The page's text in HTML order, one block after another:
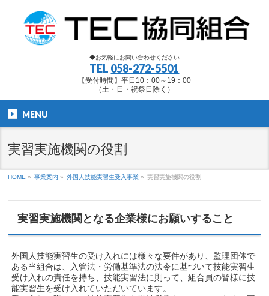
◆お気軽にお問い合わせください
TEL 058-272-5501
【受付時間】平日10：00～19：00
（土・日・祝祭日除く）
MENU
実習実施機関の役割
HOME » 事業案内 » 外国人技能実習生受入事業 » 実習実施機関の役割
実習実施機関となる企業様にお願いすること
外国人技能実習生の受け入れには様々な要件があり、監理団体で
ある当組合は、入管法・労働基準法の法令に基づいて技能実習生
受け入れの責任を持ち、技能実習法に則って、組合員の皆様に技
能実習生を受け入れていただいています。